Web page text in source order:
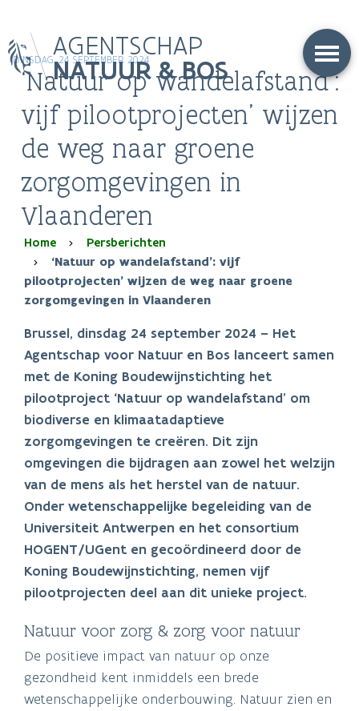
en
naar
gaan
AGENTSCHAP
NATUUR & BOS
DINSDAG, 24 SEPTEMBER 2024
‘Natuur op wandelafstand’:
vijf pilootprojecten’ wijzen
de weg naar groene
zorgomgevingen in
Vlaanderen
Kruimelpad
Home
Persberichten
‘Natuur op wandelafstand’: vijf
pilootprojecten’ wijzen de weg naar groene
zorgomgevingen in Vlaanderen
Brussel, dinsdag 24 september 2024 – Het
Agentschap voor Natuur en Bos lanceert samen
met de Koning Boudewijnstichting het
pilootproject ‘Natuur op wandelafstand’ om
biodiverse en klimaatadaptieve
zorgomgevingen te creëren. Dit zijn
omgevingen die bijdragen aan zowel het welzijn
van de mens als het herstel van de natuur.
Onder wetenschappelijke begeleiding van de
Universiteit Antwerpen en het consortium
HOGENT/UGent en gecoördineerd door de
Koning Boudewijnstichting, nemen vijf
pilootprojecten deel aan dit unieke project.
Natuur voor zorg & zorg voor natuur
De positieve impact van natuur op onze
gezondheid kent inmiddels een brede
wetenschappelijke onderbouwing. Natuur zien en